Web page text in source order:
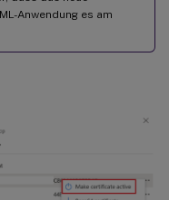
Anwendung es am